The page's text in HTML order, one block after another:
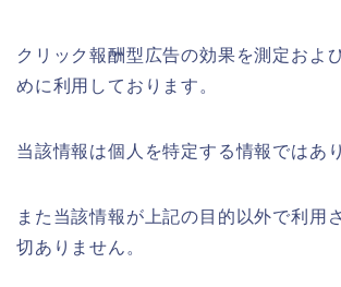
クリック報酬型広告の効果を測定およ
めに利用しております。
当該情報は個人を特定する情報ではあ
また当該情報が上記の目的以外で利用
切ありません。